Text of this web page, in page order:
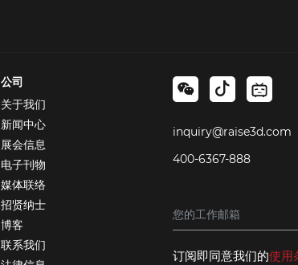
公司
关于我们
新闻中心
展会信息
电子刊物
媒体联络
招贤纳士
博客
联系我们
inquiry@raise3d.com
400-6367-888
订阅即同意我们的使用